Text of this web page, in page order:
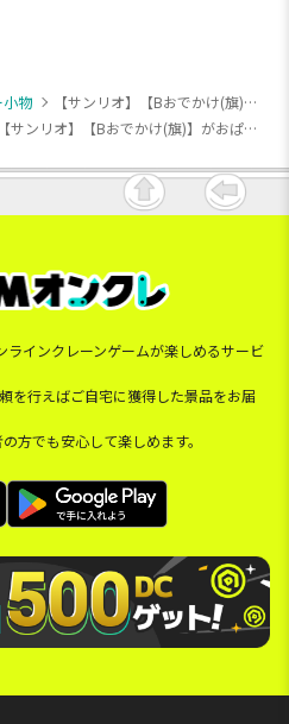
小物
【サンリオ】【Bおでかけ(旗)】がおぱわるぅ オムフェスマスコット
【サンリオ】【Bおでかけ(旗)】がおぱわるぅ オムフェスマスコット
ラインクレーンゲームが楽しめるサービ
を行えばご自宅に獲得した景品をお届
方でも安心して楽しめます。